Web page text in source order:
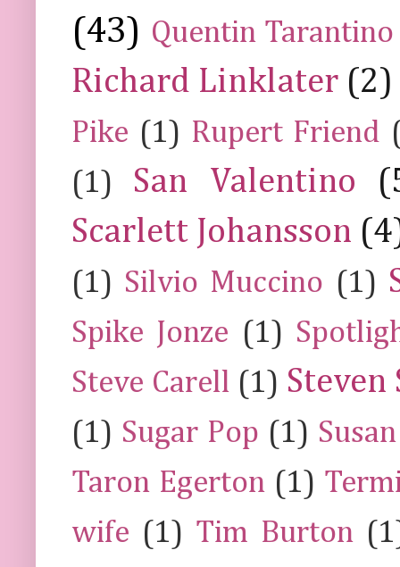
(43) Quentin Tarantino
Richard Linklater (2)
Pike (1) Rupert Friend
(1)
San Valentino
Scarlett Johansson
(1) Silvio Muccino (1)
Spike Jonze (1)
Steve Carell (1) Steven
(1) Sugar Pop (1)
Taron Egerton (1)
wife (1) Tim Burton